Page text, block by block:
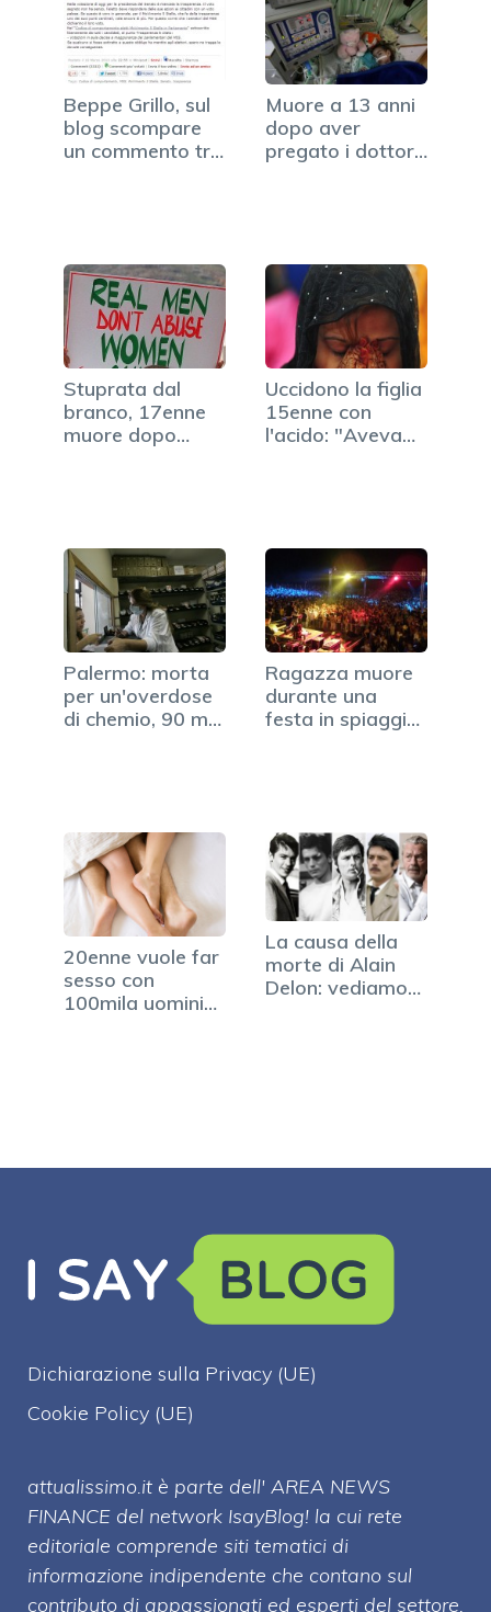
Beppe Grillo, sul
blog scompare
un commento tra
Muore a 13 anni
dopo aver
pregato i dottori
Stuprata dal
branco, 17enne
muore dopo
Uccidono la figlia
15enne con
l'acido: "Aveva…
Palermo: morta
per un'overdose
di chemio, 90 mg
Ragazza muore
durante una
festa in spiaggia
20enne vuole far
sesso con
100mila uomini
La causa della
morte di Alain
Delon: vediamoci
Dichiarazione sulla Privacy (UE)
Cookie Policy (UE)
attualissimo.it è parte dell' AREA NEWS
FINANCE del network IsayBlog! la cui rete
editoriale comprende siti tematici di
informazione indipendente che contano sul
contributo di appassionati ed esperti del settore.